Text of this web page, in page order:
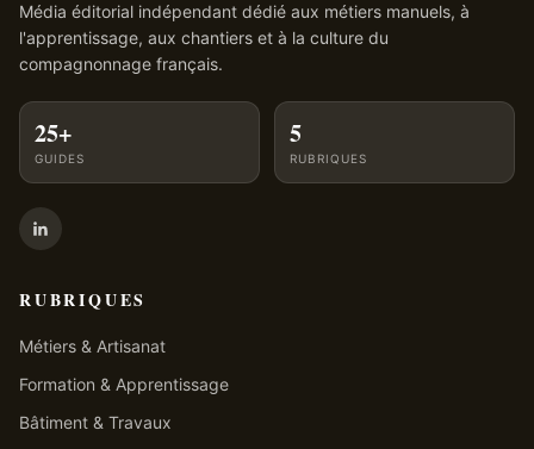
Média éditorial indépendant dédié aux métiers manuels, à
l'apprentissage, aux chantiers et à la culture du
compagnonnage français.
25+
GUIDES
5
RUBRIQUES
RUBRIQUES
Métiers & Artisanat
Formation & Apprentissage
Bâtiment & Travaux